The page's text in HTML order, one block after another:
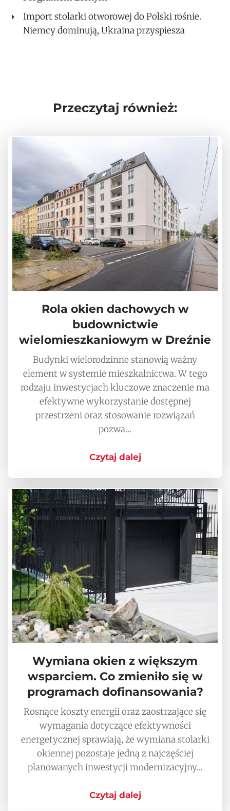
Import stolarki otworowej do Polski rośnie.
Niemcy dominują, Ukraina przyspiesza
Przeczytaj również:
Rola okien dachowych w
budownictwie
wielomieszkaniowym w Dreźnie
Budynki wielorodzinne stanowią ważny
element w systemie mieszkalnictwa. W tego
rodzaju inwestycjach kluczowe znaczenie ma
efektywne wykorzystanie dostępnej
przestrzeni oraz stosowanie rozwiązań
pozwa…
Czytaj dalej
Wymiana okien z większym
wsparciem. Co zmieniło się w
programach dofinansowania?
Rosnące koszty energii oraz zaostrzające się
wymagania dotyczące efektywności
energetycznej sprawiają, że wymiana stolarki
okiennej pozostaje jedną z najczęściej
planowanych inwestycji modernizacyjny…
Czytaj dalej